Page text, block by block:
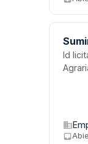
Id licitación: MOBILIARIO .; Órgano